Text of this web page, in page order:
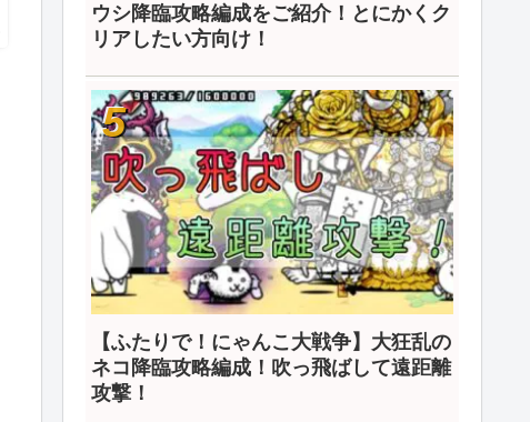
ウシ降臨攻略編成をご紹介！とにかくク
リアしたい方向け！
【ふたりで！にゃんこ大戦争】大狂乱の
ネコ降臨攻略編成！吹っ飛ばして遠距離
攻撃！